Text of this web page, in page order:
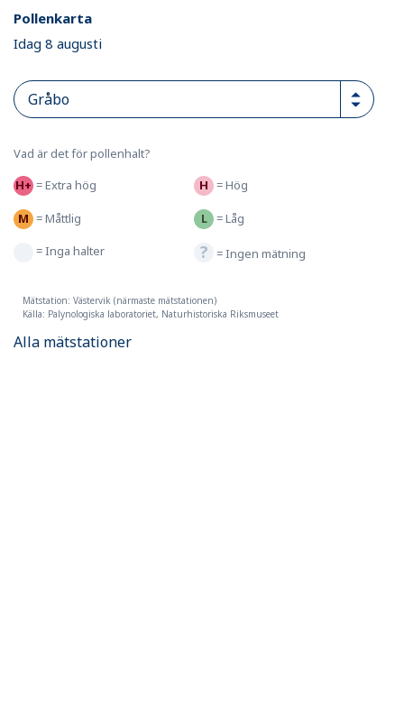
Pollenkarta
Idag 8 augusti
Vad är det för pollenhalt?
=Extra hög =Hög
=Måttlig =Låg
=Inga halter =Ingen mätning
Mätstation: Västervik (närmaste mätstationen)
Källa: Palynologiska laboratoriet, Naturhistoriska Riksmuseet
Alla mätstationer